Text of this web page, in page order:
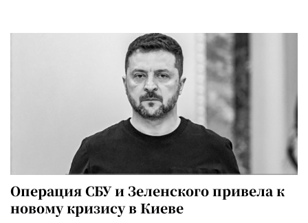
Операция СБУ и Зеленского привела к
новому кризису в Киеве